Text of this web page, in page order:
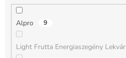
Alpro 9
Light Frutta Energiaszegény Lekvár